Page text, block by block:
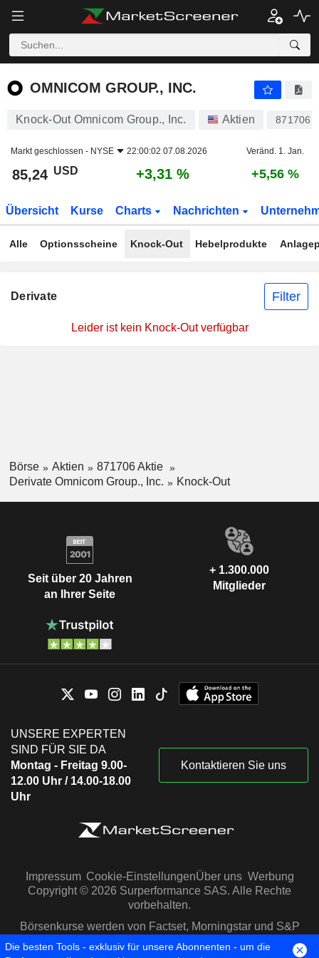
OMNICOM GROUP., INC.
OMNICOM GROUP., INC.
Knock-Out Omnicom Group., Inc. Aktien 871706
Markt geschlossen - NYSE 22:00:02 07.08.2026 Veränd. 1. Jan.
85,24 USD +3,31 % +5,56 %
Übersicht Kurse Charts Nachrichten
Alle Optionsscheine Knock-Out Hebelprodukte
Derivate Filter
Leider ist kein Knock-Out verfügbar
Börse Aktien
871706 Aktie
Derivate Omnicom Group., Inc.
Knock-Out
Seit über 20 Jahren
an Ihrer Seite
+ 1.300.000
Mitglieder
UNSERE EXPERTEN
SIND FÜR SIE DA
Montag - Freitag 9.00-
12.00 Uhr / 14.00-18.00
Uhr
Kontaktieren Sie uns
Impressum Cookie-EinstellungenÜber uns Werbung
Copyright © 2026 Surperformance SAS. Alle Rechte
vorbehalten.
Börsenkurse werden von Factset, Morningstar und S&P
Capital IQ zur Verfügung gestellt
Die besten Tools - exklusiv für unsere Abonnenten - um die